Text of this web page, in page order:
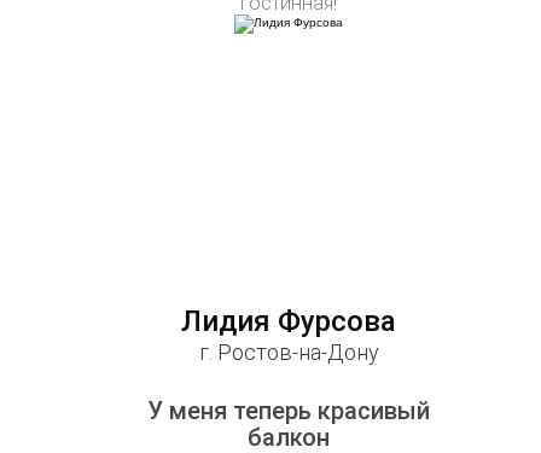
Лидия Фурсова
г. Ростов-на-Дону
У меня теперь красивый
балкон